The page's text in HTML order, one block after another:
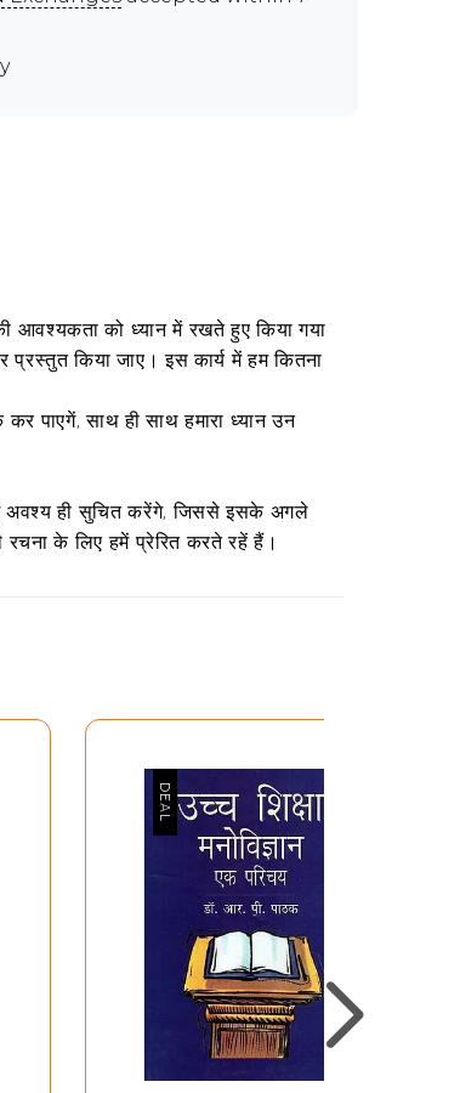
आवश्यकता को ध्यान में रखते हुए किया गया
प्रस्तुत किया जाए। इस कार्य में हम कितना
पाएगें, साथ ही साथ हमारा ध्यान उन
अवश्य ही सुचित करेंगे, जिससे इसके अगले
के लिए हमें प्रेरित करते रहें हैं।